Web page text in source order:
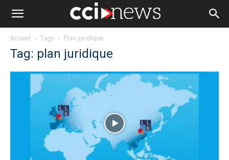
Accueil Tags Plan juridique
Tag: plan juridique